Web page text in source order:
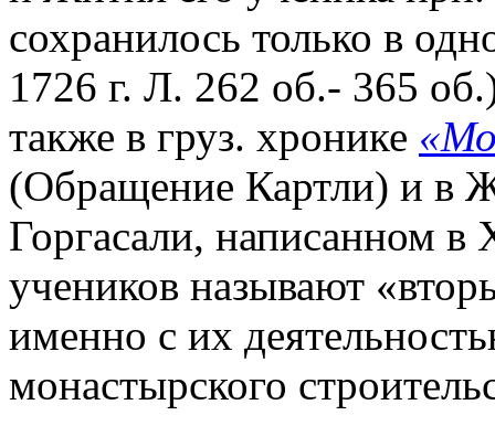
сохранилось только в
1726 г. Л. 262 об.- 365
также в груз. хронике
(Обращение Картли) и в
Горгасали, написанном в
учеников называют
именно с их
монастырского